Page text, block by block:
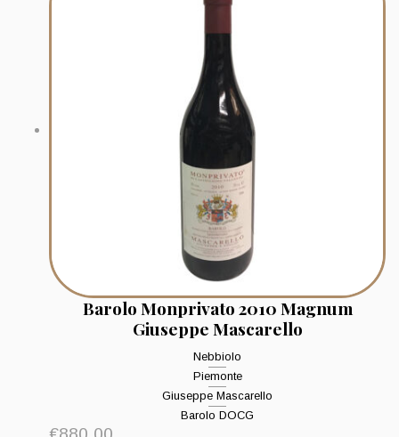
Barolo Monprivato 2010 Magnum
Giuseppe Mascarello
Nebbiolo
Piemonte
Giuseppe Mascarello
Barolo DOCG